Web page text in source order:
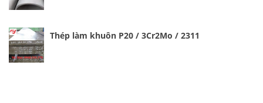
Thép làm khuôn P20 / 3Cr2Mo / 2311